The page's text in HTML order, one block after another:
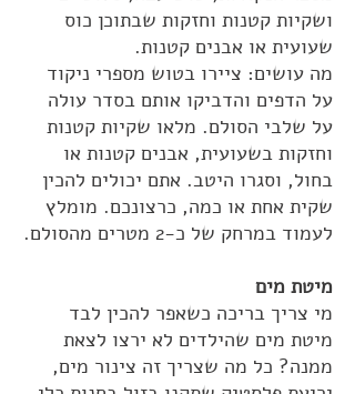
ושקיות קטנות וחזקות שבתוכן כוס
שעועית או אבנים קטנות.
מה עושים: ציירו בטוש מספרי ניקוד
על הדפים והדביקו אותם בסדר עולה
על שלבי הסולם. מלאו שקיות קטנות
וחזקות בשעועית, אבנים קטנות או
בחול, וסגרו היטב. אתם יכולים להכין
שקית אחת או כמה, כרצונכם. מומלץ
לעמוד במרחק של כ-2 מטרים מהסולם.
מיטת מים
מי צריך בריכה כשאפר להכין לבד
מיטת מים שהילדים לא ירצו לצאת
ממנה? כל מה שצריך זה צינור מים,